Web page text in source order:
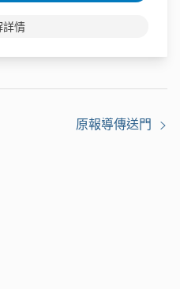
詳情
原報導傳送門